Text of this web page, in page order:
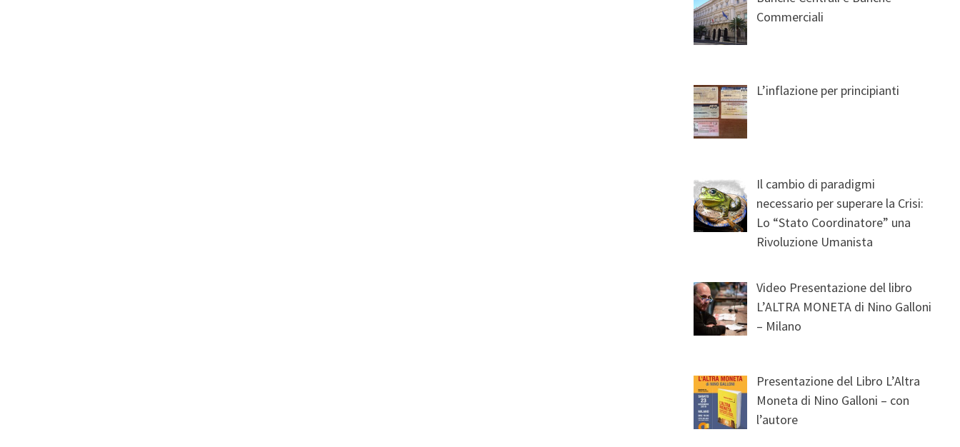
Commerciali
L’inflazione per principianti
Il cambio di paradigmi
necessario per superare la Crisi:
Lo “Stato Coordinatore” una
Rivoluzione Umanista
Video Presentazione del libro
L’ALTRA MONETA di Nino Galloni
– Milano
Presentazione del Libro L’Altra
Moneta di Nino Galloni – con
l’autore